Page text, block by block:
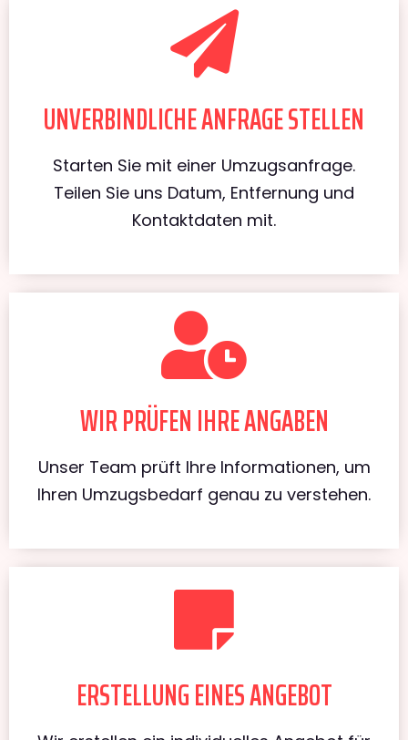
UNVERBINDLICHE ANFRAGE STELLEN
Starten Sie mit einer Umzugsanfrage.
Teilen Sie uns Datum, Entfernung und
Kontaktdaten mit.
WIR PRÜFEN IHRE ANGABEN
Unser Team prüft Ihre Informationen, um
Ihren Umzugsbedarf genau zu verstehen.
ERSTELLUNG EINES ANGEBOT